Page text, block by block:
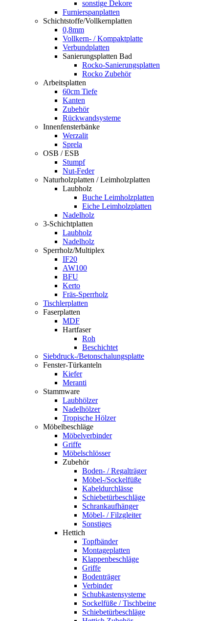
sonstige Dekore
Furnierspanplatten
Schichtstoffe/Vollkernplatten
0,8mm
Vollkern- / Kompaktplatte
Verbundplatten
Sanierungsplatten Bad
Rocko-Sanierungsplatten
Rocko Zubehör
Arbeitsplatten
60cm Tiefe
Kanten
Zubehör
Rückwandsysteme
Innenfensterbänke
Werzalit
Sprela
OSB / ESB
Stumpf
Nut-Feder
Naturholzplatten / Leimholzplatten
Laubholz
Buche Leimholzplatten
Eiche Leimholzplatten
Nadelholz
3-Schichtplatten
Laubholz
Nadelholz
Sperrholz/Multiplex
IF20
AW100
BFU
Kerto
Fräs-Sperrholz
Tischlerplatten
Faserplatten
MDF
Hartfaser
Roh
Beschichtet
Siebdruck-/Betonschalungsplatte
Fenster-Türkanteln
Kiefer
Meranti
Stammware
Laubhölzer
Nadelhölzer
Tropische Hölzer
Möbelbeschläge
Möbelverbinder
Griffe
Möbelschlösser
Zubehör
Boden- / Regalträger
Möbel-/Sockelfüße
Kabeldurchlässe
Schiebetürbeschläge
Schrankaufhänger
Möbel- / Filzgleiter
Sonstiges
Hettich
Topfbänder
Montageplatten
Klappenbeschläge
Griffe
Bodenträger
Verbinder
Schubkastensysteme
Sockelfüße / Tischbeine
Schiebetürbeschläge